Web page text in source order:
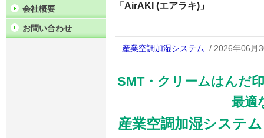
「AirAKI (エアラキ)」
産業空調加湿システム / 2026年06月
SMT・クリームはんだ
最適
産業空調加湿システ
会社概要
お問い合わせ